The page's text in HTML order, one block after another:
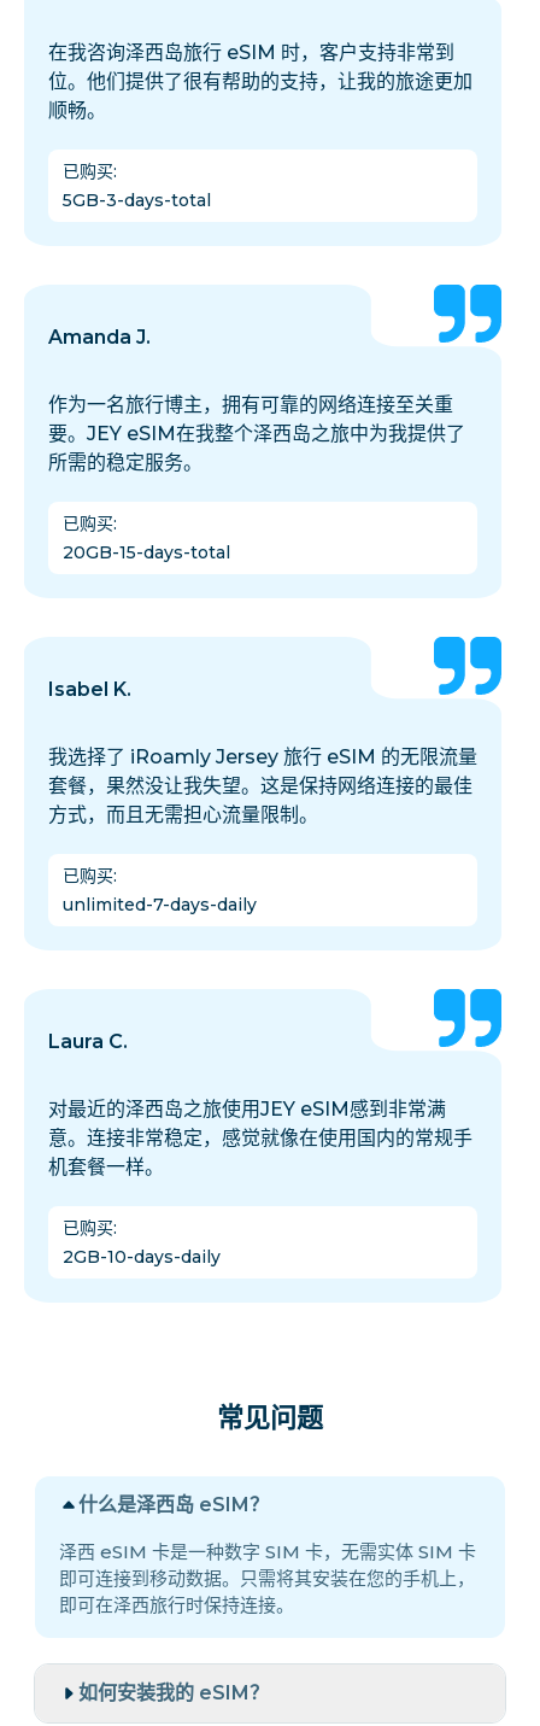
在我咨询泽西岛旅行 eSIM 时，客户支持非常到
位。他们提供了很有帮助的支持，让我的旅途更加
顺畅。
已购买:
5GB-3-days-total
Amanda J.
作为一名旅行博主，拥有可靠的网络连接至关重
要。JEY eSIM在我整个泽西岛之旅中为我提供了
所需的稳定服务。
已购买:
20GB-15-days-total
Isabel K.
我选择了 iRoamly Jersey 旅行 eSIM 的无限流量
套餐，果然没让我失望。这是保持网络连接的最佳
方式，而且无需担心流量限制。
已购买:
unlimited-7-days-daily
Laura C.
对最近的泽西岛之旅使用JEY eSIM感到非常满
意。连接非常稳定，感觉就像在使用国内的常规手
机套餐一样。
已购买:
2GB-10-days-daily
常见问题
什么是泽西岛 eSIM？
泽西 eSIM 卡是一种数字 SIM 卡，无需实体 SIM 卡
即可连接到移动数据。只需将其安装在您的手机上，
即可在泽西旅行时保持连接。
如何安装我的 eSIM？